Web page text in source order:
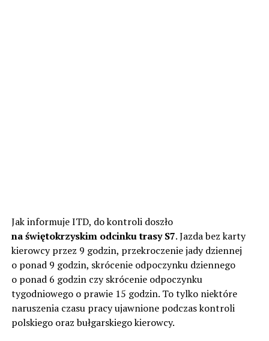
Jak informuje ITD, do kontroli doszło
na świętokrzyskim odcinku trasy S7. Jazda bez karty
kierowcy przez 9 godzin, przekroczenie jady dziennej
o ponad 9 godzin, skrócenie odpoczynku dziennego
o ponad 6 godzin czy skrócenie odpoczynku
tygodniowego o prawie 15 godzin. To tylko niektóre
naruszenia czasu pracy ujawnione podczas kontroli
polskiego oraz bułgarskiego kierowcy.